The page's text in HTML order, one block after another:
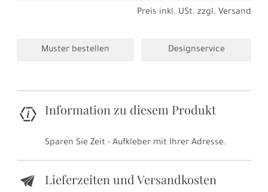
Preis inkl. USt. zzgl. Versand
Muster bestellen Designservice
Information zu diesem Produkt
Sparen Sie Zeit - Aufkleber mit Ihrer Adresse.
e Lieferzeiten und Versandkosten